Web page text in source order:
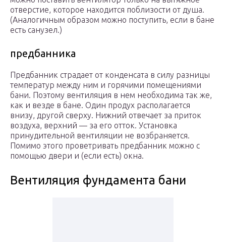
отверстие, которое находится поблизости от душа.
(Аналогичным образом можно поступить, если в бане
есть санузел.)
предбанника
Предбанник страдает от конденсата в силу разницы
температур между ним и горячими помещениями
бани. Поэтому вентиляция в нем необходима так же,
как и везде в бане. Один продух располагается
внизу, другой сверху. Нижний отвечает за приток
воздуха, верхний — за его отток. Установка
принудительной вентиляции не возбраняется.
Помимо этого проветривать предбанник можно с
помощью двери и (если есть) окна.
Вентиляция фундамента бани